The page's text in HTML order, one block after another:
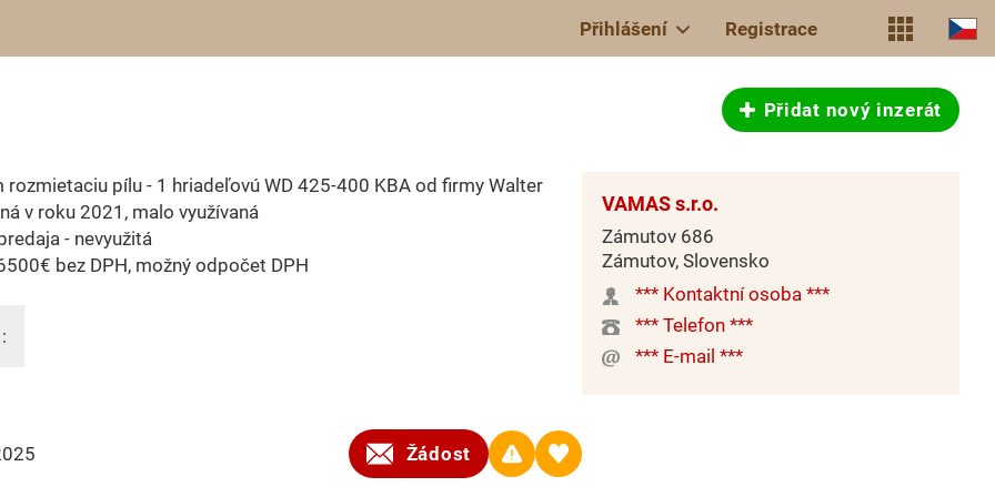
Přihlášení Registrace
Přidat nový inzerát
rozmietaciu pílu - 1 hriadeľovú WD 425-400 KBA od firmy Walter
v roku 2021, malo využívaná
- nevyužitá
bez DPH, možný odpočet DPH
Žádost
VAMAS s.r.o.
Zámutov 686
Zámutov, Slovensko
*** Kontaktní osoba ***
*** Telefon ***
*** E-mail ***